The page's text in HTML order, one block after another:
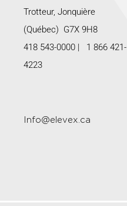
Trotteur, Jonquière
(Québec) G7X 9H8
418 543-0000
1 866 421-
4223
Info@elevex.ca